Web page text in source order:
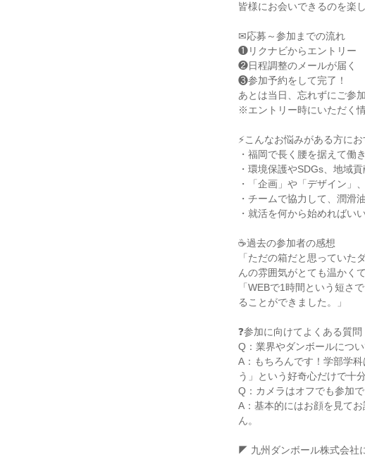
皆様にお会いできるのを楽
✉応募～参加までの流れ
❶リクナビからエントリー
❷日程調整のメールが届く
❸参加予約をして完了！
あとは当日、忘れずにご参
※エントリー時にいただく
⚡こんなお悩みがある方に
・福岡で長く腰を据えて働
・環境保護やSDGs、地域
・「企画」や「デザイン」
・チームで協力して、潤滑
・就活を何から始めればい
☕過去の参加者の感想
「ただの箱だと思ってい
んの雰囲気がとても温かく
「WEBで1時間という短さ
ることができました。」
❓参加に向けてよくある質問
Q：業界やダンボールにつ
A：もちろんです！学部学
う」という好奇心だけで十分
Q：カメラはオフでも参加
A：基本的にはお顔を見て
ん。
◤ 九州ダンボール株式会社